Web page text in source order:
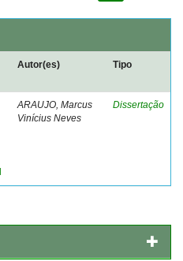
Autor(es) Tipo
ARAUJO, Marcus
Vinícius Neves
Dissertação